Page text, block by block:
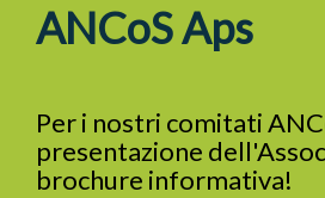
ANCoS Aps
Per i nostri comitati
presentazione
brochure informativa!